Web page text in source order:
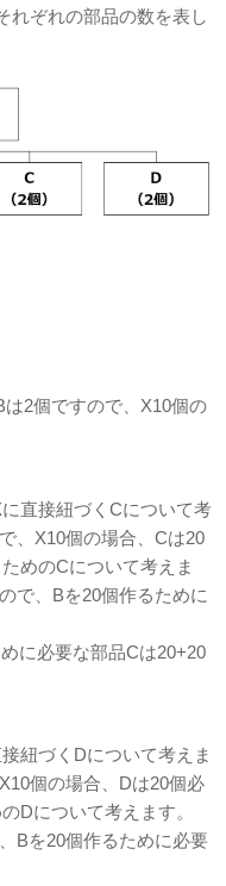
れぞれの部品の数を表し
は2個ですので、X10個の
直接紐づくCについて考
、X10個の場合、Cは20
めのCについて考えま
で、Bを20個作るために
に必要な部品Cは20+20
紐づくDについて考えま
個の場合、Dは20個必
Dについて考えます。
Bを20個作るために必要